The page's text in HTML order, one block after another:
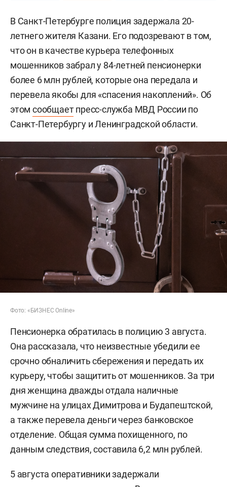
В Санкт-Петербурге полиция задержала 20-
летнего жителя Казани. Его подозревают в том,
что он в качестве курьера телефонных
мошенников забрал у 84-летней пенсионерки
более 6 млн рублей, которые она передала и
перевела якобы для «спасения накоплений». Об
этом сообщаетпресс-служба МВД России по
Санкт-Петербургу и Ленинградской области.
Фото: «БИЗНЕС Online»
Пенсионерка обратилась в полицию 3 августа.
Она рассказала, что неизвестные убедили ее
срочно обналичить сбережения и передать их
курьеру, чтобы защитить от мошенников. За три
дня женщина дважды отдала наличные
мужчине на улицах Димитрова и Будапештской,
а также перевела деньги через банковское
отделение. Общая сумма похищенного, по
данным следствия, составила 6,2 млн рублей.
5 августа оперативники задержали